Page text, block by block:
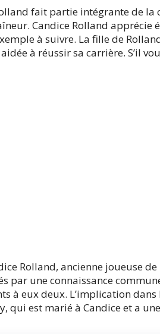
fait partie intégrante de
Candice Rolland apprécie
à suivre. La fille de
à réussir sa carrière. S’il
Rolland, ancienne joueuse
par une connaissance
à eux deux. L’implication dans
qui est marié à Candice et a